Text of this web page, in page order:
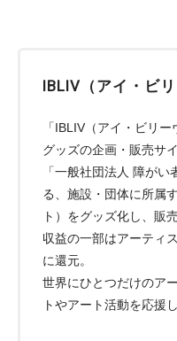
IBLIV（アイ・ビ
「IBLIV（アイ・ビリ
グッズの企画・販売サイ
「一般社団法人 障が
る、施設・団体に所属
ト）をグッズ化し、販
収益の一部はアーティ
に還元。
世界にひとつだけのア
トやアート活動を応援